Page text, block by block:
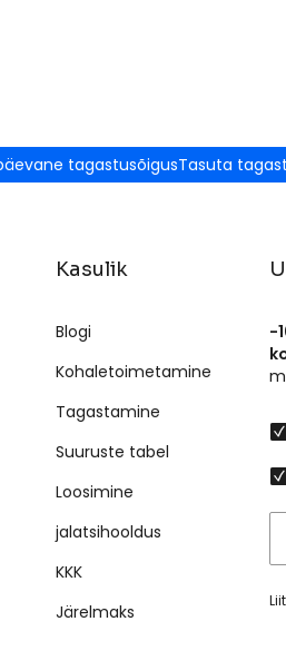
tagastusõigusTasuta
Kasulik
Blogi
Kohaletoimetamine
Tagastamine
Suuruste tabel
Loosimine
jalatsihooldus
KKK
Järelmaks
-